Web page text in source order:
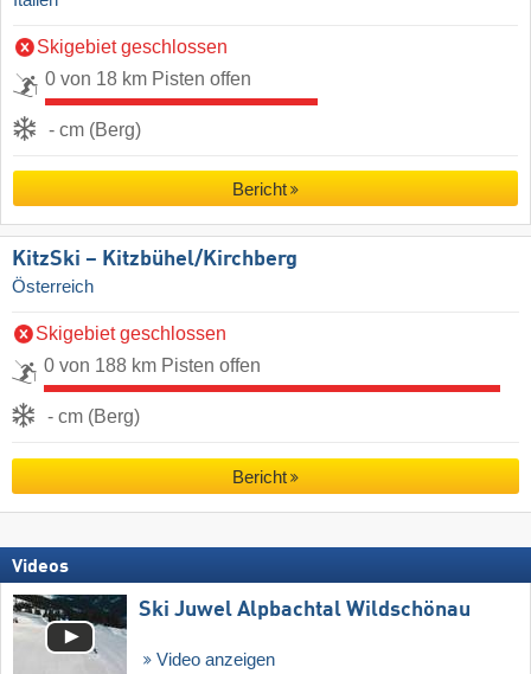
Skigebiet geschlossen
0 von 18 km Pisten offen
- cm (Berg)
Bericht
KitzSki – Kitzbühel/​Kirchberg
Österreich
Skigebiet geschlossen
0 von 188 km Pisten offen
- cm (Berg)
Bericht
Videos
Ski Juwel Alpbachtal Wildschönau
Video anzeigen